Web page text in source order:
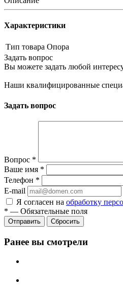
Характеристики
Тип товара Опора
Задать вопрос
Вы можете задать любой
Наши квалифицированные
Задать вопрос
Вопрос *
Ваше имя *
Телефон *
E-mail
Я согласен на обработку
* — Обязательные поля
Сбросить
Ранее вы смотрели